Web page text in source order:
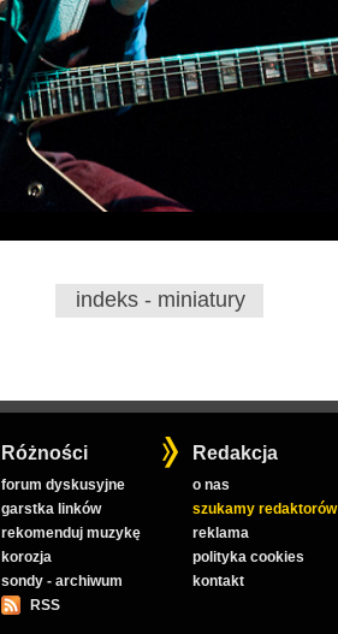
indeks - miniatury
Różności
forum dyskusyjne
garstka linków
rekomenduj muzykę
korozja
sondy - archiwum
RSS
Redakcja
o nas
szukamy redaktorów
reklama
polityka cookies
kontakt